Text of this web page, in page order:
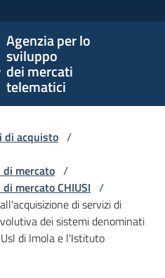
Agenzia per lo
sviluppo
dei mercati
telematici
di acquisto /
mercato /
mercato CHIUSI /
di servizi di
dei sistemi denominati
di Imola e l'Istituto